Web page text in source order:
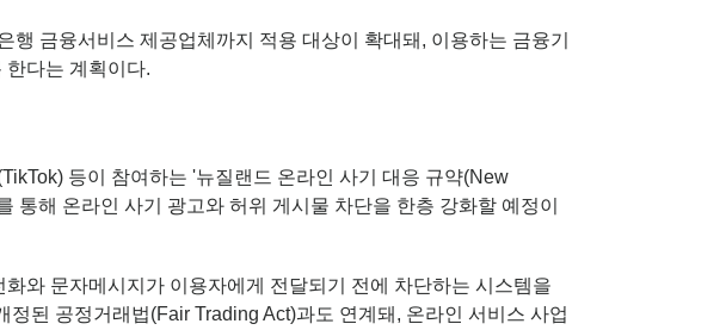
금융서비스 제공업체까지 적용 대상이 확대돼, 이용하는 금융기
한다는 계획이다.
등이 참여하는 '뉴질랜드 온라인 사기 대응 규약(New
통해 온라인 사기 광고와 허위 게시물 차단을 한층 강화할 예정이
와 문자메시지가 이용자에게 전달되기 전에 차단하는 시스템을
된 공정거래법(Fair Trading Act)과도 연계돼, 온라인 서비스 사업